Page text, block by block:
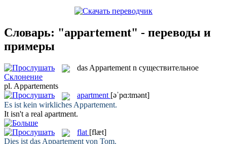
Словарь: "appartement" - переводы и
примеры
das Appartement n существительное
Склонение
pl. Appartements
apartment [əˈpɑ:tmənt]
Es ist kein wirkliches Appartement.
It isn't a real apartment.
flat [flæt]
Dies ist das Appartement von Tom.